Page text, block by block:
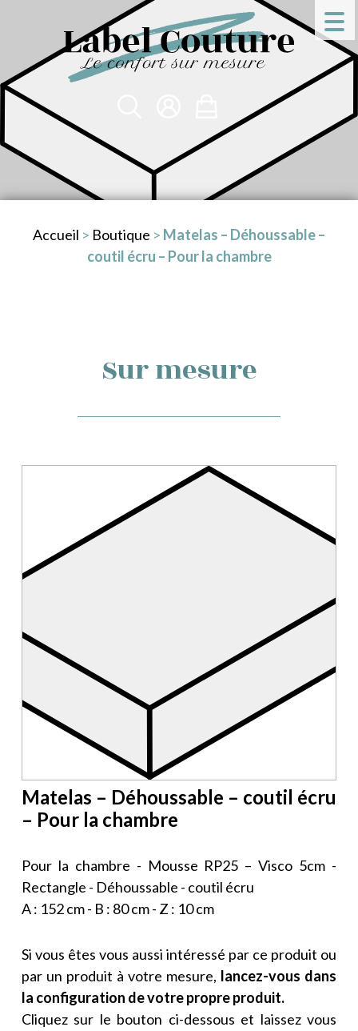
Accueil > Boutique > Matelas – Déhoussable –
coutil écru – Pour la chambre
Sur mesure
Matelas – Déhoussable – coutil écru
– Pour la chambre
Pour la chambre - Mousse RP25 – Visco 5cm -
Rectangle - Déhoussable - coutil écru
A : 152 cm - B : 80 cm - Z : 10 cm
Si vous êtes vous aussi intéressé par ce produit ou
par un produit à votre mesure, lancez-vous dans
la configuration de votre propre produit.
Cliquez sur le bouton ci-dessous et laissez vous